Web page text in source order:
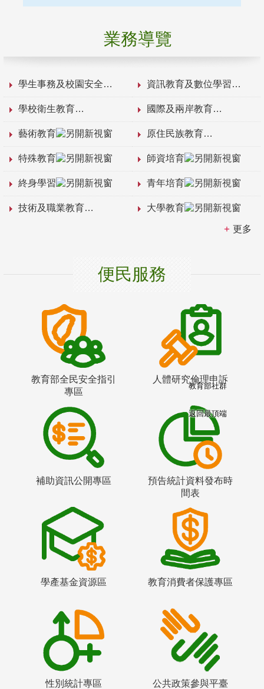
業務導覽
學生事務及校園安全 資訊教育及數位學習
學校衛生教育 國際及兩岸教育
藝術教育 原住民族教育
特殊教育 師資培育
終身學習 青年培育
技術及職業教育 大學教育
更多
便民服務
教育部全民安全指引
專區
人體研究倫理申訴
補助資訊公開專區
預告統計資料發布時
間表
學產基金資源區 教育消費者保護專區
性別統計專區 公共政策參與平臺
教育部社群
返回最頂端